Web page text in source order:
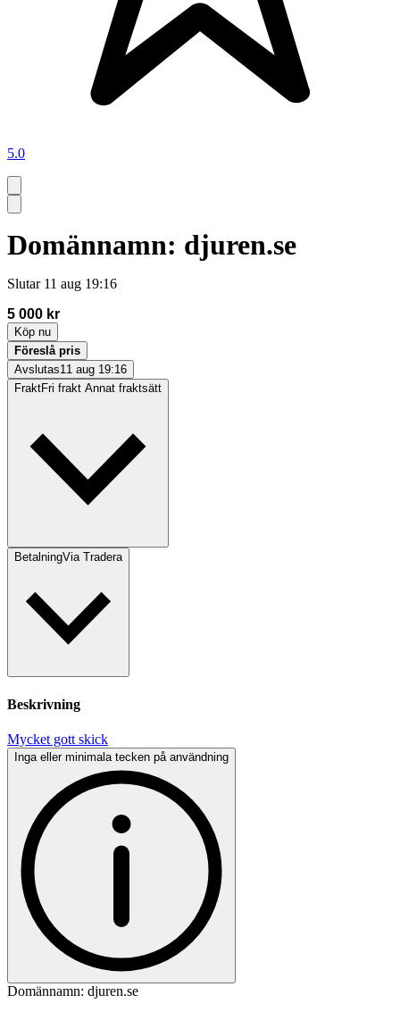
5.0
Domännamn: djuren.se
Slutar 11 aug 19:16
5 000 kr
Köp nu
Föreslå pris
Avslutas11 aug 19:16
FraktFri frakt Annat fraktsätt
BetalningVia Tradera
Beskrivning
Mycket gott skick
Inga eller minimala tecken på användning
Domännamn: djuren.se